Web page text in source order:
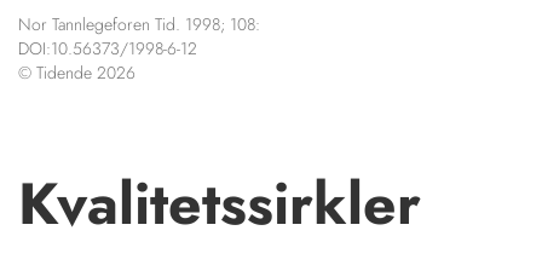
KURSKALENDER
STILLINGER
KJØP & SALG
Nor Tannlegeforen Tid. 1998; 108:
DOI:10.56373/1998-6-12
© Tidende 2026
Kvalitetssirkler